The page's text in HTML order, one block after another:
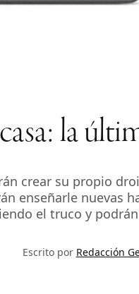
la
crear su propio
enseñarle nuevas
el truco y
Escrito por Redacción